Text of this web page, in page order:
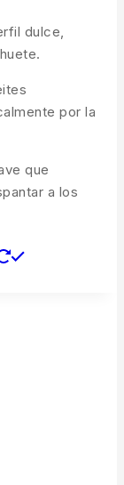
dulce,
por la
que
a los